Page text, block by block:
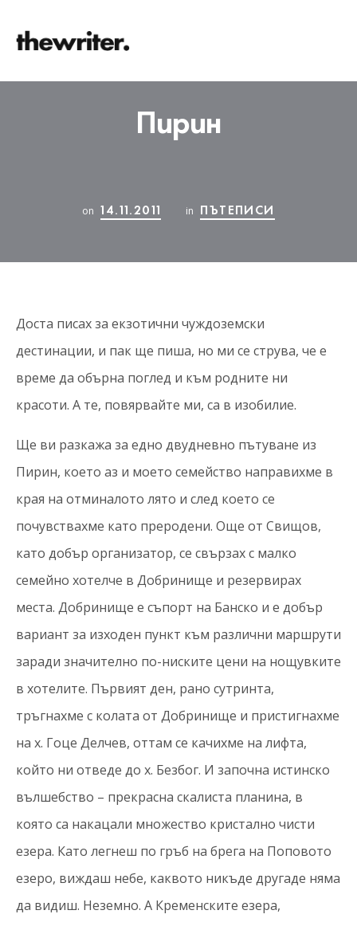
Пирин
on 14.11.2011 in ПЪТЕПИСИ
Доста писах за екзотични чуждоземски
дестинации, и пак ще пиша, но ми се струва, че е
време да обърна поглед и към родните ни
красоти. А те, повярвайте ми, са в изобилие.
Ще ви разкажа за едно двудневно пътуване из
Пирин, което аз и моето семейство направихме в
края на отминалото лято и след което се
почувствахме като преродени. Още от Свищов,
като добър организатор, се свързах с малко
семейно хотелче в Добринище и резервирах
места. Добринище е съпорт на Банско и е добър
вариант за изходен пункт към различни маршрути
заради значително по-ниските цени на нощувките
в хотелите. Първият ден, рано сутринта,
тръгнахме с колата от Добринище и пристигнахме
на х. Гоце Делчев, оттам се качихме на лифта,
който ни отведе до х. Безбог. И започна истинско
вълшебство – прекрасна скалиста планина, в
която са накацали множество кристално чисти
езера. Като легнеш по гръб на брега на Поповото
езеро, виждаш небе, каквото никъде другаде няма
да видиш. Неземно. А Кременските езера,